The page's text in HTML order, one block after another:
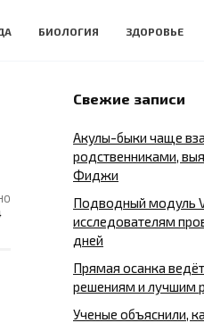
БИОЛОГИЯ ЗДОРОВЬЕ
Свежие записи
Акулы-быки чаще
родственниками,
Фиджи
Подводный модуль
исследователям
дней
Прямая осанка
решениям и лучшим
Ученые объяснили,